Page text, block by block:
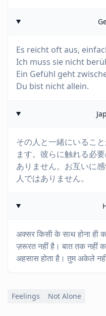
Es reicht oft aus,
Ich muss sie nicht
Ein Gefühl geht
Du bist nicht allein.
その人と一緒にいるこ
ます。彼らに触れる必
ありません。お互いに
人ではありません。
अक्सर किसी के साथ होना ही
ज़रूरत नहीं है। बात तक नहीं
अहसास होता है। तुम अकेले
Feelings Not Alone